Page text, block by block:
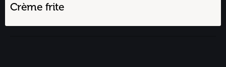
Crème frite